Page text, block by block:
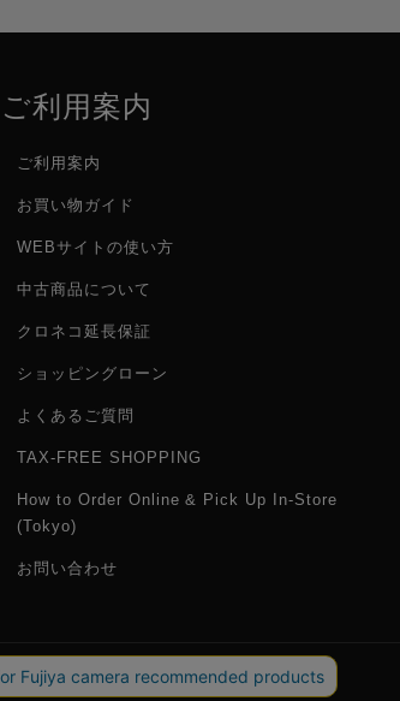
ご利用案内
ご利用案内
お買い物ガイド
WEBサイトの使い方
中古商品について
クロネコ延長保証
ショッピングローン
よくあるご質問
TAX-FREE SHOPPING
How to Order Online & Pick Up In-Store
(Tokyo)
お問い合わせ